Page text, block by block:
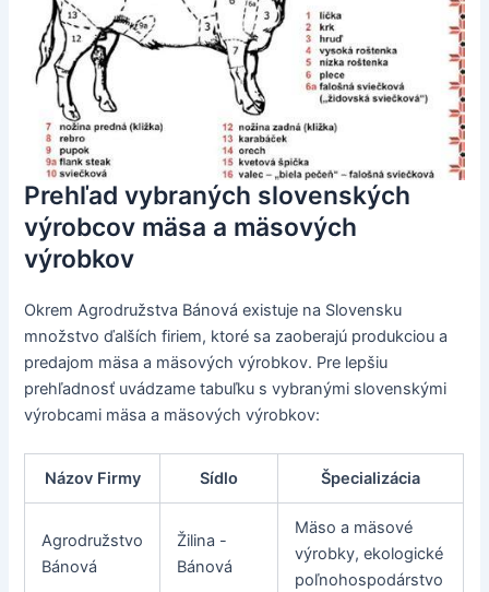
Prehľad vybraných slovenských
výrobcov mäsa a mäsových
výrobkov
Okrem Agrodružstva Bánová existuje na Slovensku
množstvo ďalších firiem, ktoré sa zaoberajú produkciou a
predajom mäsa a mäsových výrobkov. Pre lepšiu
prehľadnosť uvádzame tabuľku s vybranými slovenskými
výrobcami mäsa a mäsových výrobkov:
Názov Firmy Sídlo Špecializácia
Agrodružstvo
Bánová
Žilina -
Bánová
Mäso a mäsové
výrobky, ekologické
poľnohospodárstvo